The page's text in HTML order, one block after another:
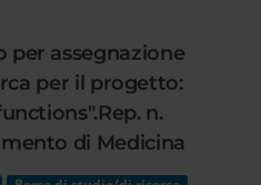
per assegnazione
per il progetto:
n.
di Medicina